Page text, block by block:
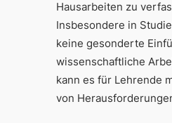
Hausarbeiten zu
Insbesondere in
keine gesonderte
wissenschaftliche
kann es für Lehrende
von